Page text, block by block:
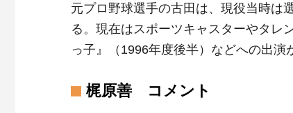
元プロ野球選手の古田は、現役当時は
る。現在はスポーツキャスターやタレ
っ子』（1996年度後半）などへの出演
梶原善 コメント